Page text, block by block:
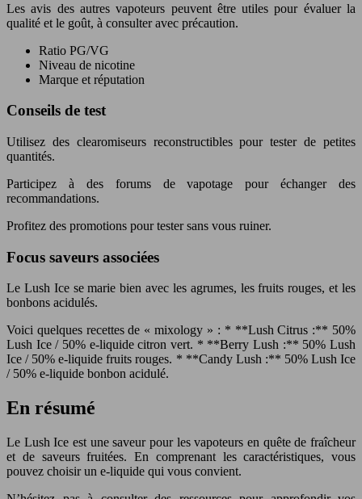
Les avis des autres vapoteurs peuvent être utiles pour évaluer la
qualité et le goût, à consulter avec précaution.
Ratio PG/VG
Niveau de nicotine
Marque et réputation
Conseils de test
Utilisez des clearomiseurs reconstructibles pour tester de petites
quantités.
Participez à des forums de vapotage pour échanger des
recommandations.
Profitez des promotions pour tester sans vous ruiner.
Focus saveurs associées
Le Lush Ice se marie bien avec les agrumes, les fruits rouges, et les
bonbons acidulés.
Voici quelques recettes de « mixology » : * **Lush Citrus :** 50%
Lush Ice / 50% e-liquide citron vert. * **Berry Lush :** 50% Lush
Ice / 50% e-liquide fruits rouges. * **Candy Lush :** 50% Lush Ice
/ 50% e-liquide bonbon acidulé.
En résumé
Le Lush Ice est une saveur pour les vapoteurs en quête de fraîcheur
et de saveurs fruitées. En comprenant les caractéristiques, vous
pouvez choisir un e-liquide qui vous convient.